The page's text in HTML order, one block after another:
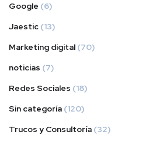
Google (6)
Jaestic (13)
Marketing digital (70)
noticias (7)
Redes Sociales (18)
Sin categoría (120)
Trucos y Consultoría (32)